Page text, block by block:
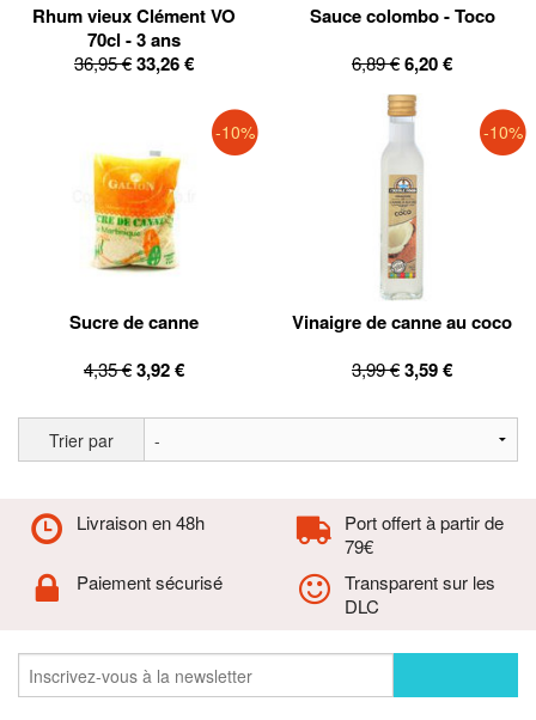
Rhum vieux Clément VO
70cl - 3 ans
36,95 €33,26 €
Sauce colombo - Toco
6,89 €6,20 €
-10%
Sucre de canne
4,35 €3,92 €
-10%
Vinaigre de canne au coco
3,99 €3,59 €
Trier par
Livraison en 48h
Port offert à partir de
79€
Paiement sécurisé
Transparent sur les
DLC